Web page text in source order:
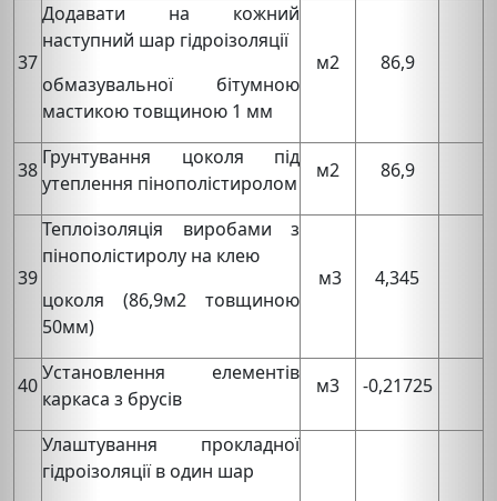
37
Додавати на кожний
наступний шар гідроізоляції
обмазувальної бітумною
мастикою товщиною 1 мм
м2 86,9
38
Грунтування цоколя під
утеплення пінополістиролом
м2 86,9
39
Теплоiзоляцiя виробами з
пінополістиролу на клею
цоколя (86,9м2 товщиною
50мм)
м3 4,345
40
Установлення елементів
каркаса з брусів
м3 -0,21725
Улаштування прокладної
гідроізоляції в один шар